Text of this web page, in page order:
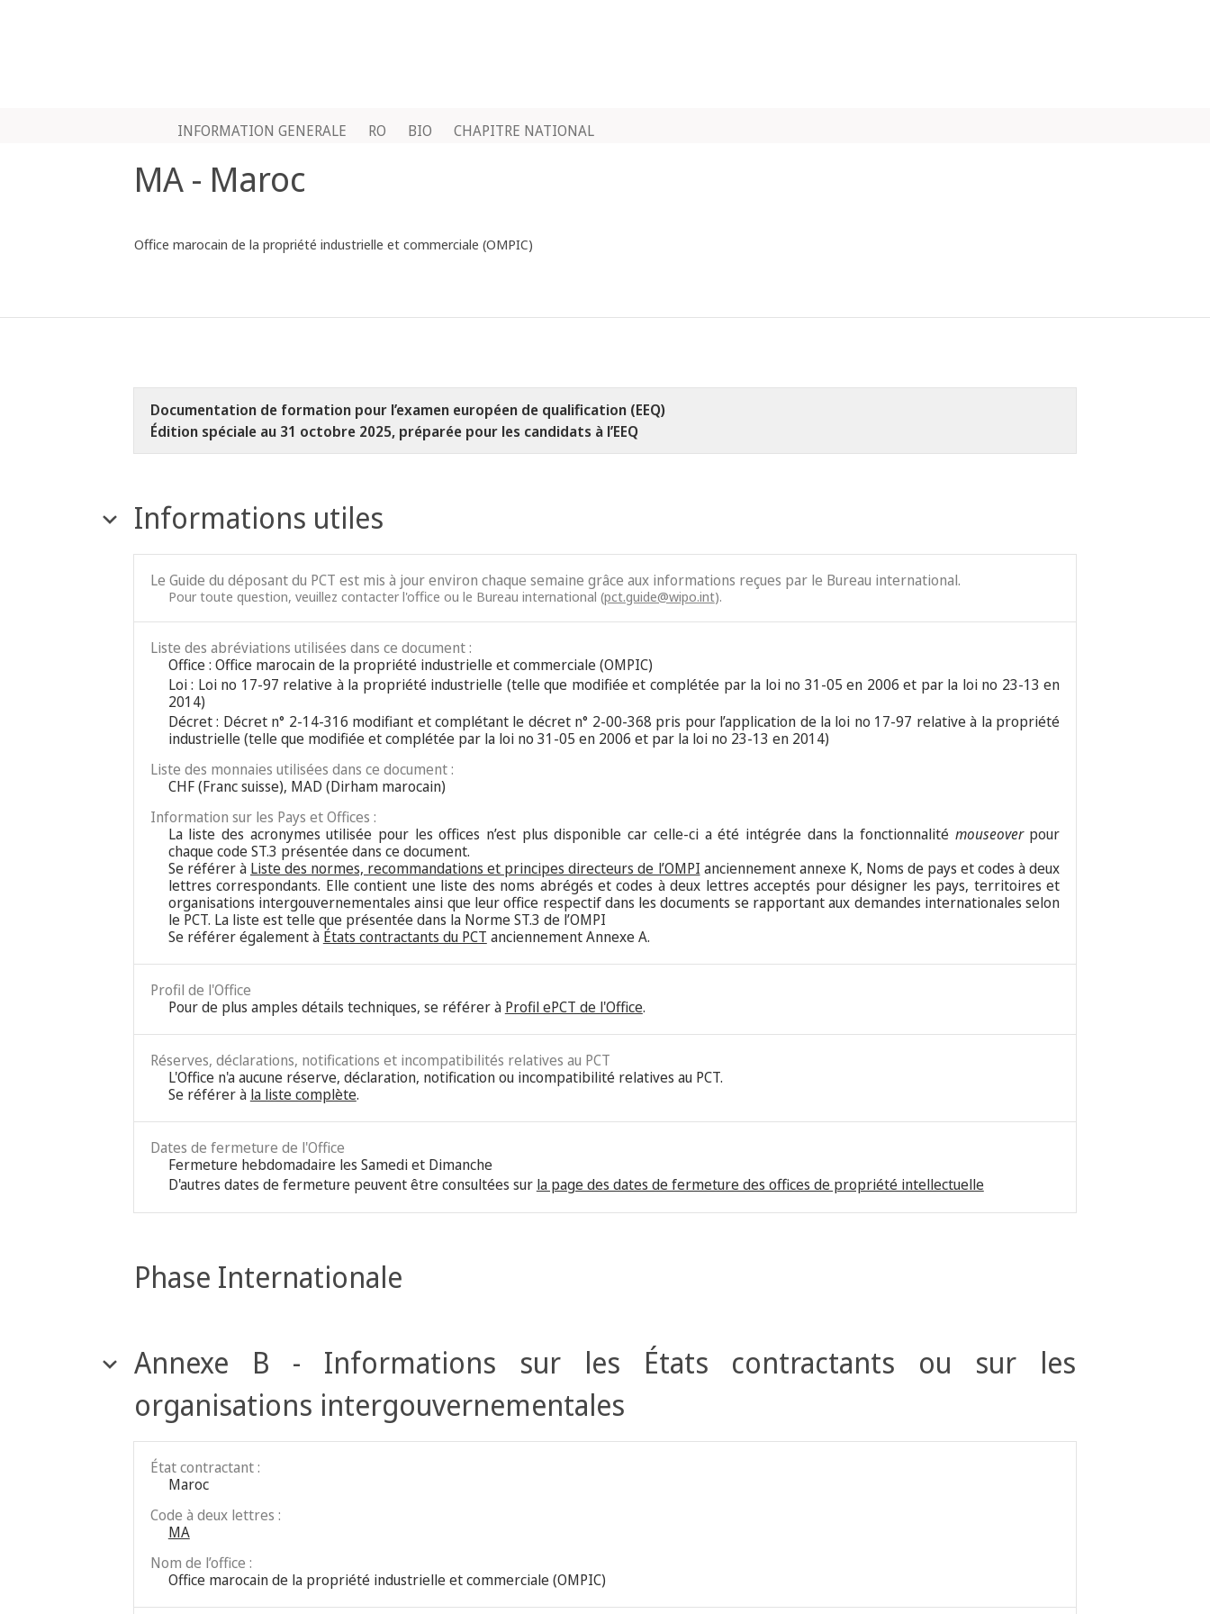
INFORMATION GENERALE RO BIO CHAPITRE NATIONAL
MA - Maroc
Office marocain de la propriété industrielle et commerciale (OMPIC)
Documentation de formation pour l’examen européen de qualification (EEQ)
Édition spéciale au 31 octobre 2025, préparée pour les candidats à l’EEQ
Informations utiles
Le Guide du déposant du PCT est mis à jour environ chaque semaine grâce aux informations reçues par le Bureau international.
Pour toute question, veuillez contacter l'office ou le Bureau international (pct.guide@wipo.int).
Liste des abréviations utilisées dans ce document :
Office : Office marocain de la propriété industrielle et commerciale (OMPIC)
Loi : Loi no 17-97 relative à la propriété industrielle (telle que modifiée et complétée par la loi no 31-05 en 2006 et par la loi no 23-13 en
2014)
Décret : Décret n° 2-14-316 modifiant et complétant le décret n° 2-00-368 pris pour l’application de la loi no 17-97 relative à la propriété
industrielle (telle que modifiée et complétée par la loi no 31-05 en 2006 et par la loi no 23-13 en 2014)
Liste des monnaies utilisées dans ce document :
CHF (Franc suisse), MAD (Dirham marocain)
Information sur les Pays et Offices :
La liste des acronymes utilisée pour les offices n’est plus disponible car celle-ci a été intégrée dans la fonctionnalité mouseoverpour
chaque code ST.3 présentée dans ce document.
Se référer à Liste des normes, recommandations et principes directeurs de l’OMPI anciennement annexe K, Noms de pays et codes à deux
lettres correspondants. Elle contient une liste des noms abrégés et codes à deux lettres acceptés pour désigner les pays, territoires et
organisations intergouvernementales ainsi que leur office respectif dans les documents se rapportant aux demandes internationales selon
le PCT. La liste est telle que présentée dans la Norme ST.3 de l’OMPI
Se référer également à États contractants du PCT anciennement Annexe A.
Profil de l'Office
Pour de plus amples détails techniques, se référer à Profil ePCT de l'Office.
Réserves, déclarations, notifications et incompatibilités relatives au PCT
L'Office n'a aucune réserve, déclaration, notification ou incompatibilité relatives au PCT.
Se référer à la liste complète.
Dates de fermeture de l'Office
Fermeture hebdomadaire les Samedi et Dimanche
D'autres dates de fermeture peuvent être consultées sur la page des dates de fermeture des offices de propriété intellectuelle
Phase Internationale
Annexe B - Informations sur les États contractants ou sur les
organisations intergouvernementales
État contractant :
Maroc
Code à deux lettres :
MA
Nom de l’office :
Office marocain de la propriété industrielle et commerciale (OMPIC)